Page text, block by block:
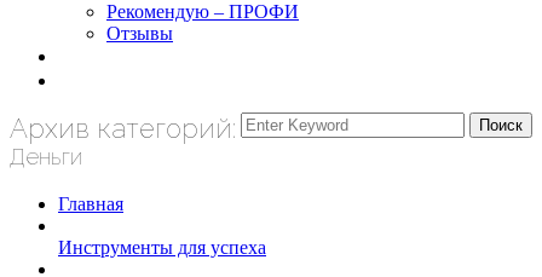
Рекомендую – ПРОФИ
Отзывы
Архив категорий:
Деньги
Главная
Инструменты для успеха